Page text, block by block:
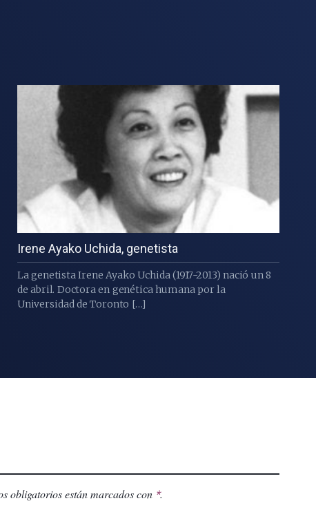
Irene Ayako Uchida, genetista
La genetista Irene Ayako Uchida (1917-2013) nació un 8
de abril. Doctora en genética humana por la
Universidad de Toronto […]
obligatorios están marcados con *.